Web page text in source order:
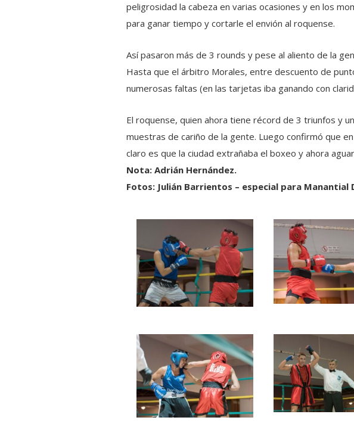
peligrosidad la cabeza en varias ocasiones y en los
para ganar tiempo y cortarle el envión al roquense.
Así pasaron más de 3 rounds y pese al aliento de la
Hasta que el árbitro Morales, entre descuento de
numerosas faltas (en las tarjetas iba ganando con
El roquense, quien ahora tiene récord de 3 triunfos y
muestras de cariño de la gente. Luego confirmó que
claro es que la ciudad extrañaba el boxeo y ahora
Nota: Adrián Hernández.
Fotos: Julián Barrientos – especial para